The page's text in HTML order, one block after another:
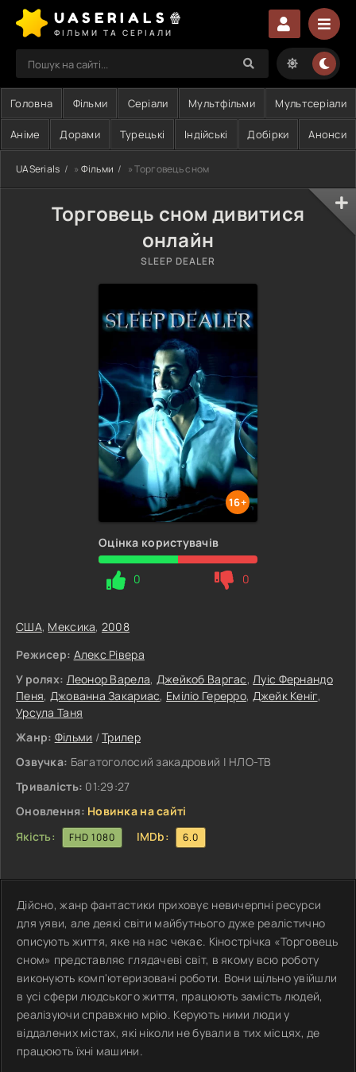
UASERIALS🍿
ФІЛЬМИ ТА СЕРІАЛИ
Головна Фільми Серіали Мультфільми Мультсеріали
Аніме Дорами Турецькі Індійські Добірки Анонси
UASerials » Фільми » Торговець сном
Торговець сном дивитися
онлайн
SLEEP DEALER
16+
Оцінка користувачів
0 0
США, Мексика, 2008
Режисер: Алекс Рівера
У ролях: Леонор Варела, Джейкоб Варгас,Луіс Фернандо
Пеня, Джованна Закариас, Еміліо Герерро, Джейк Кеніг,
Урсула Таня
Жанр: Фільми /Трилер
Озвучка: Багатоголосий закадровий | НЛО-ТВ
Тривалість: 01:29:27
Оновлення: Новинка на сайті
Якість:
FHD 1080 IMDb: 6.0
Дійсно, жанр фантастики приховує невичерпні ресурси
для уяви, але деякі світи майбутнього дуже реалістично
описують життя, яке на нас чекає. Кінострічка «Торговець
сном» представляє глядачеві світ, в якому всю роботу
виконують комп'ютеризовані роботи. Вони щільно увійшли
в усі сфери людського життя, працюють замість людей,
реалізуючи справжню мрію. Керують ними люди у
віддалених містах, які ніколи не бували в тих місцях, де
працюють їхні машини.